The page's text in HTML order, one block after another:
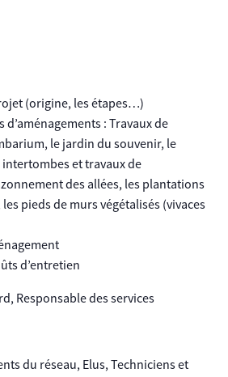
(origine, les étapes…)
d’aménagements : Travaux de
le jardin du souvenir, le
intertombes et travaux de
des allées, les plantations
les pieds de murs végétalisés (vivaces
d’entretien
Responsable des services
du réseau, Elus, Techniciens et